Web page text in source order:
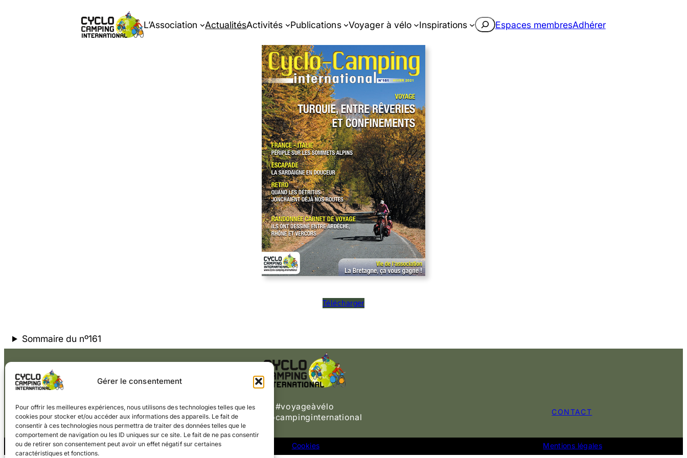
Gérer le consentement
Pour offrir les meilleures expériences, nous utilisons des technologies telles que les
cookies pour stocker et/ou accéder aux informations des appareils. Le fait de
consentir à ces technologies nous permettra de traiter des données telles que le
comportement de navigation ou les ID uniques sur ce site. Le fait de ne pas consentir
ou de retirer son consentement peut avoir un effet négatif sur certaines
caractéristiques et fonctions.
L’Association ActualitésActivités Publications Voyager à vélo Inspirations Rechercher
Espaces membresAdhérer
Télécharger
Sommaire du nº161
Facebook Instagram
#voyageàvélo
#cyclocampinginternational
CONTACT
© 2026 Cyclo Camping International Cookies Mentions légales